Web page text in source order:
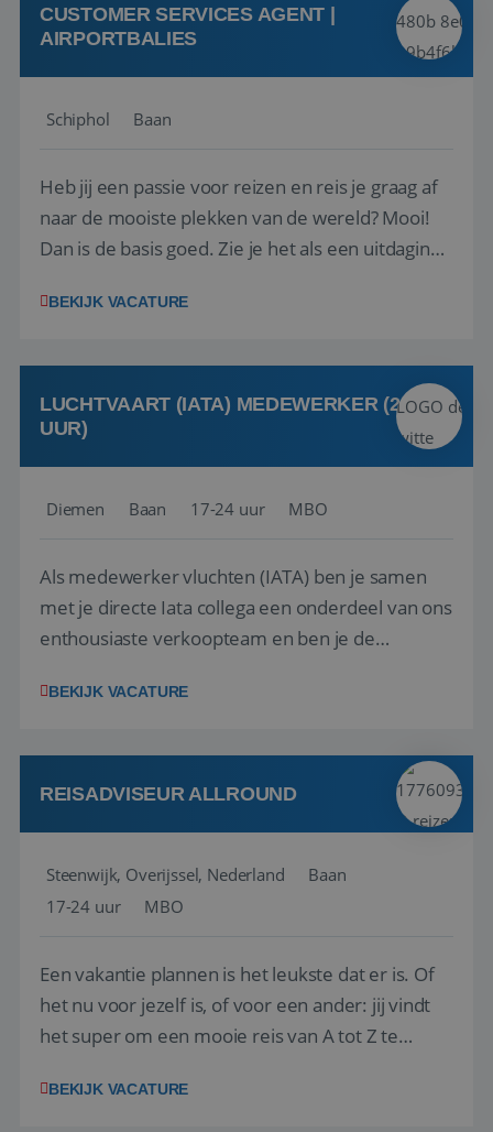
CUSTOMER SERVICES AGENT |
AIRPORTBALIES
Schiphol Baan
Heb jij een passie voor reizen en reis je graag af
naar de mooiste plekken van de wereld? Mooi!
Dan is de basis goed. Zie je het als een uitdaging
het samenstellen en boeken van de perfecte
deze onderdelen zijn nu samen gevoegd...
BEKIJK VACATURE
LUCHTVAART (IATA) MEDEWERKER (24-32
UUR)
Diemen Baan 17-24 uur MBO
Als medewerker vluchten (IATA) ben je samen
met je directe Iata collega een onderdeel van ons
enthousiaste verkoopteam en ben je de
en tarieven waar je collega’s niet uitkomen.
kwaliteitsbewaking van alles wat met IATA te m...
BEKIJK VACATURE
REISADVISEUR ALLROUND
Steenwijk, Overijssel, Nederland
Baan
17-24 uur
MBO
Een vakantie plannen is het leukste dat er is. Of
het nu voor jezelf is, of voor een ander: jij vindt
het super om een mooie reis van A tot Z te
vakantiegangers de meest prachtige plekjes op
BEKIJK VACATURE